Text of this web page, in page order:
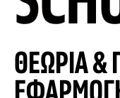
ΘΕΩΡΙΑ &